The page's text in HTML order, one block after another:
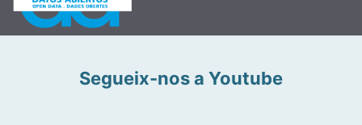
Segueix-nos a Youtube